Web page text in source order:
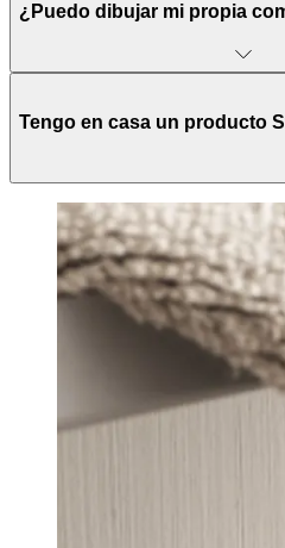
¿Puedo dibujar mi propia
Tengo en casa un producto